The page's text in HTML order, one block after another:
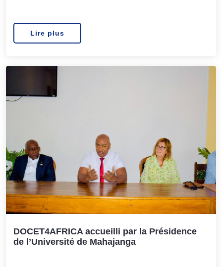
Lire plus
DOCET4AFRICA accueilli par la Présidence
de l’Université de Mahajanga